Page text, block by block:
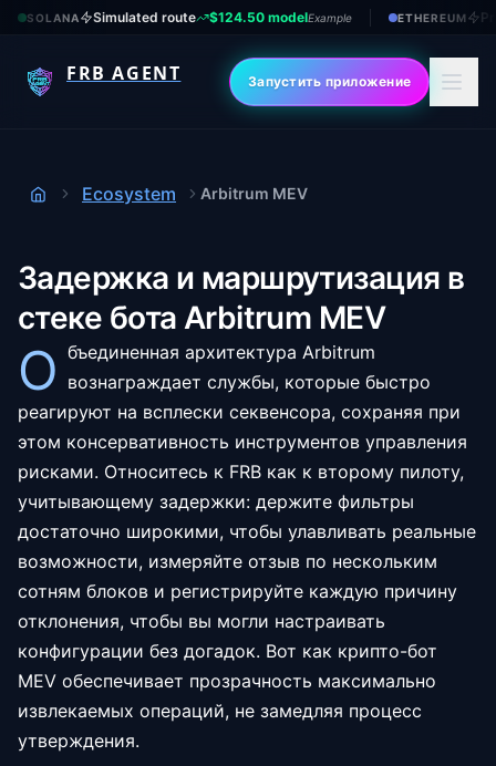
SOLANA Simulated route $124.50 modelExample ETHEREUM
FRB AGENT Запустить приложение
Дом
Ecosystem Arbitrum MEV
Задержка и маршрутизация в
стеке бота Arbitrum MEV
О бъединенная архитектура Arbitrum
вознаграждает службы, которые быстро
реагируют на всплески секвенсора, сохраняя при
этом консервативность инструментов управления
рисками. Относитесь к FRB как к второму пилоту,
учитывающему задержки: держите фильтры
достаточно широкими, чтобы улавливать реальные
возможности, измеряйте отзыв по нескольким
сотням блоков и регистрируйте каждую причину
отклонения, чтобы вы могли настраивать
конфигурации без догадок. Вот как крипто-бот
MEV обеспечивает прозрачность максимально
извлекаемых операций, не замедляя процесс
утверждения.